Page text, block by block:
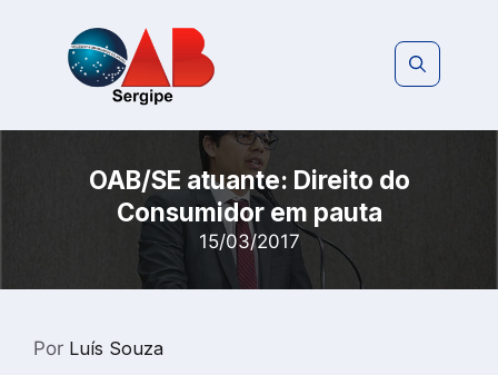
OAB/SE atuante: Direito do
Consumidor em pauta
15/03/2017
Por Luís Souza